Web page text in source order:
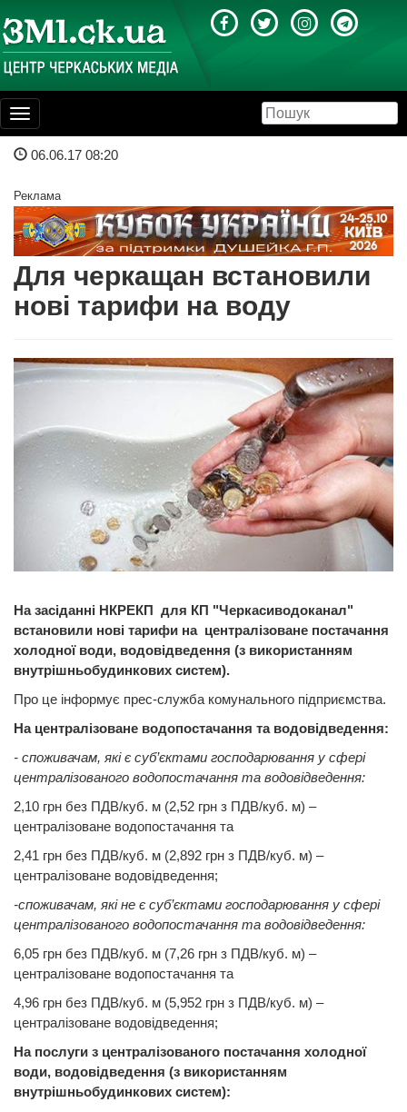
Toggle
navigation
06.06.17 08:20
Реклама
Для черкащан встановили
нові тарифи на воду
На засіданні НКРЕКП для КП "Черкасиводоканал"
встановили нові тарифи на централізоване постачання
холодної води, водовідведення (з використанням
внутрішньобудинкових систем).
Про це інформує прес-служба комунального підприємства.
На централізоване водопостачання та водовідведення:
- споживачам, які є суб’єктами господарювання у сфері
централізованого водопостачання та водовідведення:
2,10 грн без ПДВ/куб. м (2,52 грн з ПДВ/куб. м) –
централізоване водопостачання та
2,41 грн без ПДВ/куб. м (2,892 грн з ПДВ/куб. м) –
централізоване водовідведення;
-споживачам, які не є суб’єктами господарювання у сфері
централізованого водопостачання та водовідведення:
6,05 грн без ПДВ/куб. м (7,26 грн з ПДВ/куб. м) –
централізоване водопостачання та
4,96 грн без ПДВ/куб. м (5,952 грн з ПДВ/куб. м) –
централізоване водовідведення;
На послуги з централізованого постачання холодної
води, водовідведення (з використанням
внутрішньобудинкових систем):